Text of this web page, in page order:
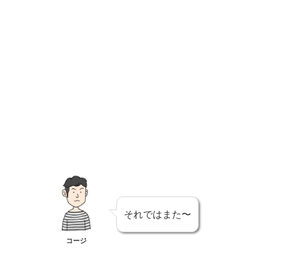
コージ
それではまた〜